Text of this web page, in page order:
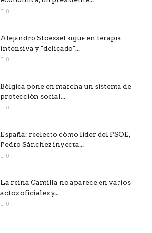
0
Alejandro Stoessel sigue en terapia
intensiva y "delicado"...
0
Bélgica pone en marcha un sistema de
protección social...
0
España: reelecto cómo líder del PSOE,
Pedro Sánchez inyecta...
0
La reina Camilla no aparece en varios
actos oficiales y...
0